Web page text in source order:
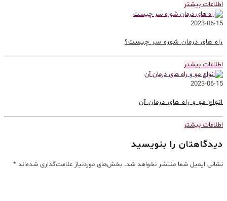
اطلاعات بیشتر
2023-06-15
راه های درمان شوره سر چیست؟
اطلاعات بیشتر
2023-06-15
انواع مو و راه های درمان آن
اطلاعات بیشتر
دیدگاهتان را بنویسید
نشانی ایمیل شما منتشر نخواهد شد. بخش‌های موردنیاز علامت‌گذاری شده‌اند *